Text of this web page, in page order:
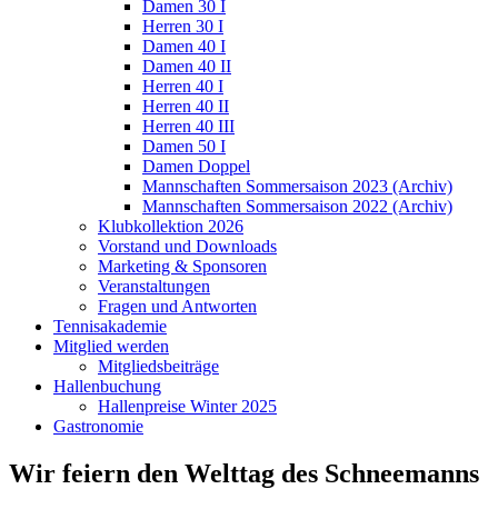
Damen 30 I
Herren 30 I
Damen 40 I
Damen 40 II
Herren 40 I
Herren 40 II
Herren 40 III
Damen 50 I
Damen Doppel
Mannschaften Sommersaison 2023 (Archiv)
Mannschaften Sommersaison 2022 (Archiv)
Klubkollektion 2026
Vorstand und Downloads
Marketing & Sponsoren
Veranstaltungen
Fragen und Antworten
Tennisakademie
Mitglied werden
Mitgliedsbeiträge
Hallenbuchung
Hallenpreise Winter 2025
Gastronomie
Wir feiern den Welttag des Schneemanns